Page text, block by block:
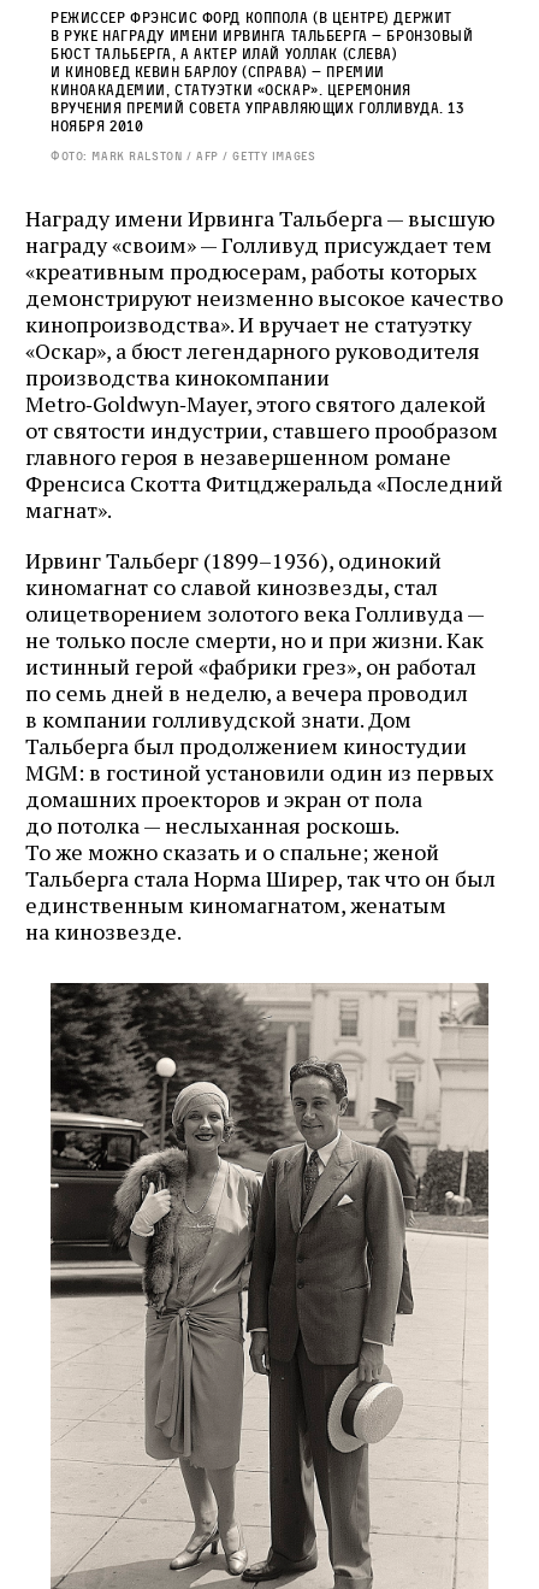
Режиссер Фрэнсис Форд Коппола (в центре) держит
в руке награду имени Ирвинга Тальберга — бронзовый
бюст Тальберга, а актер Илай Уоллак (слева)
и киновед Кевин Барлоу (справа) — премии
Киноакадемии, статуэтки «Оскар». Церемония
вручения премий совета управляющих Голливуда. 13
ноября 2010
Фото: MARK RALSTON / AFP / GETTY IMAGES
Награду имени Ирвинга Тальберга — высшую
награду «своим» — Голливуд присуждает тем
«креативным продюсерам, работы которых
демонстрируют неизменно высокое качество
кинопроизводства». И вручает не статуэтку
«Оскар», а бюст легендарного руководителя
производства кинокомпании
Metro‑Goldwyn‑Mayer, этого святого далекой
от святости индустрии, ставшего прообразом
главного героя в незавершенном романе
Френсиса Скотта Фитцджеральда «Последний
магнат».
Ирвинг Тальберг (1899–1936), одинокий
киномагнат со славой кинозвезды, стал
олицетворением золотого века Голливуда —
не только после смерти, но и при жизни. Как
истинный герой «фабрики грез», он работал
по семь дней в неделю, а вечера проводил
в компании голливудской знати. Дом
Тальберга был продолжением киностудии
MGM: в гостиной установили один из первых
домашних проекторов и экран от пола
до потолка — неслыханная роскошь.
То же можно сказать и о спальне; женой
Тальберга стала Норма Ширер, так что он был
единственным киномагнатом, женатым
на кинозвезде.